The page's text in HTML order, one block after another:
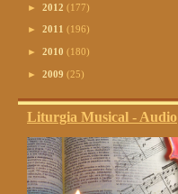
► 2012 (177)
► 2011 (196)
► 2010 (180)
► 2009 (25)
Liturgia Musical - Audio